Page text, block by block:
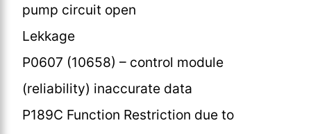
pump circuit open
Lekkage
P0607 (10658) – control module
(reliability) inaccurate data
P189C Function Restriction due to